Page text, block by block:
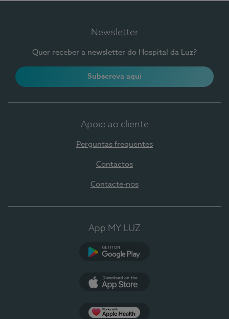
Newsletter
Quer receber a newsletter do Hospital da Luz?
Subscreva aqui
Apoio ao cliente
Perguntas frequentes
Contactos
Contacte-nos
App MY LUZ